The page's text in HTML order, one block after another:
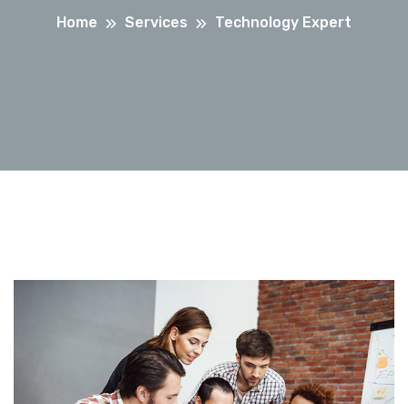
Home Services Technology Expert